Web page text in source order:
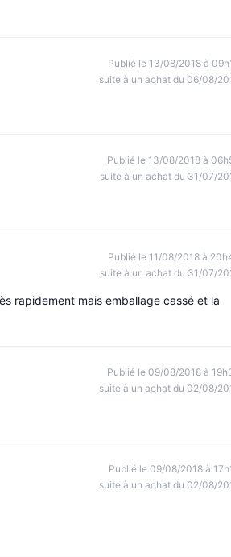
Publié le 13/08/2018 à
suite à un achat du 06/08/
Publié le 13/08/2018 à
suite à un achat du 31/07/
Publié le 11/08/2018 à
suite à un achat du 31/07/
rapidement mais emballage cassé et la
Publié le 09/08/2018 à
suite à un achat du 02/08/
Publié le 09/08/2018 à
suite à un achat du 02/08/